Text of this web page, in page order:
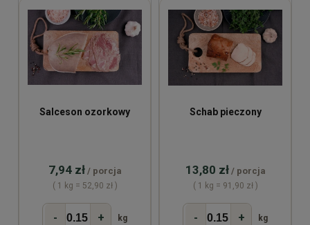
Salceson ozorkowy
7,94 zł / porcja
( 1 kg = 52,90 zł )
- + kg
Schab pieczony
13,80 zł / porcja
( 1 kg = 91,90 zł )
- + kg